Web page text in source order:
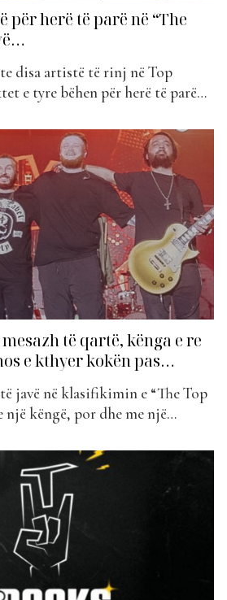
për herë të parë në “The
disa artistë të rinj në Top
e tyre bëhen për herë të parë
rritur në Verona. Ajo ka nisur të
moshën 6-vjeçare, rastësisht,...
të qartë, kënga e re
e kthyer kokën pas…
javë në klasifikimin e “The Top
këngë, por dhe me një
për herë të parë. Me “Nuk
Lynx sjell një reflektim të